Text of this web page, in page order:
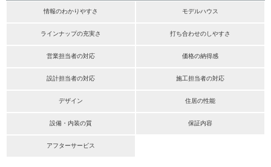
情報のわかりやすさ モデルハウス
ラインナップの充実さ 打ち合わせのしやすさ
営業担当者の対応 価格の納得感
設計担当者の対応 施工担当者の対応
デザイン 住居の性能
設備・内装の質 保証内容
アフターサービス